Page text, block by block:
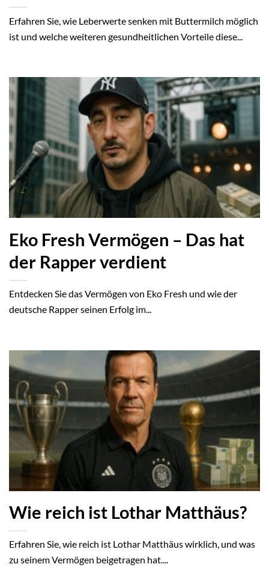
Erfahren Sie, wie Leberwerte senken mit Buttermilch möglich
ist und welche weiteren gesundheitlichen Vorteile diese...
Eko Fresh Vermögen – Das hat
der Rapper verdient
Entdecken Sie das Vermögen von Eko Fresh und wie der
deutsche Rapper seinen Erfolg im...
Wie reich ist Lothar Matthäus?
Erfahren Sie, wie reich ist Lothar Matthäus wirklich, und was
zu seinem Vermögen beigetragen hat....